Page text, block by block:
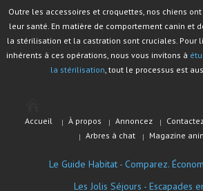
Outre les accessoires et croquettes, nos chiens
leur santé. En matière de comportement canin et
la stérilisation et la castration sont cruciales. Pour
inhérents à ces opérations, nous vous invitons à
la stérilisation , tout le processus est
Accueil À propos Annoncez
Arbres à chat
Magazine
Le Guide Habitat - Comparez.
Les Jolis Séjours - Escapades